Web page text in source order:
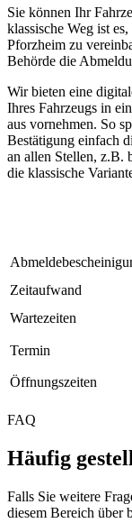
Sie können Ihr
klassische Weg ist
Pforzheim zu
Behörde die
Wir bieten eine
Ihres Fahrzeugs in
aus vornehmen. So
Bestätigung einfach
an allen Stellen, z.B.
die klassische
Zeitaufwand
Wartezeiten
Termin
Öffnungszeiten
FAQ
Häufig
Falls Sie weitere
diesem Bereich über